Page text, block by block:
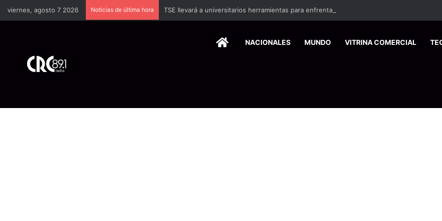
viernes, agosto 7 2026 Noticias de última hora TSE llevará a universitarios herramientas para enfrentar la desinformación en redes
HOMENACIONALES MUNDO VITRINA COMERCIAL